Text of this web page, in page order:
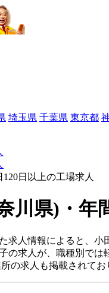
埼玉県 千葉県 東京都
日以上の工場求人
川県)・年
求人情報によると、小
の求人が、職種別では
の求人も掲載されて